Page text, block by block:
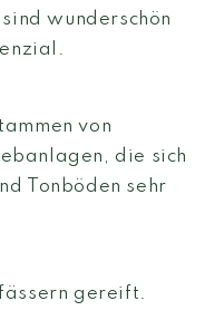
wunderschön
von
die sich
Tonböden sehr
gereift.